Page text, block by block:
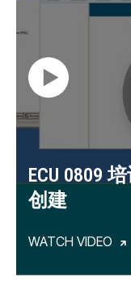
ECU 0809
创建
WATCH VIDEO